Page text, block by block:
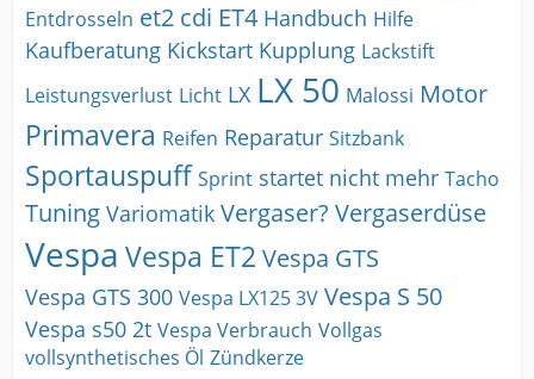
Entdrosseln et2 cdi ET4 Handbuch Hilfe
Kaufberatung Kickstart Kupplung Lackstift
Leistungsverlust Licht LX LX 50 Malossi Motor
Primavera Reifen Reparatur Sitzbank
Sportauspuff Sprint startet nicht mehr Tacho
Tuning Variomatik Vergaser? Vergaserdüse
Vespa Vespa ET2 Vespa GTS
Vespa GTS 300 Vespa LX125 3V Vespa S 50
Vespa s50 2t Vespa Verbrauch Vollgas
vollsynthetisches Öl Zündkerze